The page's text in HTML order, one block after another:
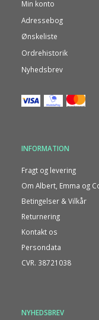
Min konto
Adressebog
Ønskeliste
Ordrehistorik
Nyhedsbrev
INFORMATION
Fragt og levering
Om Albert, Emma og
Betingelser & Vilkår
Returnering
Kontakt os
Persondata
CVR. 38721038
NYHEDSBREV